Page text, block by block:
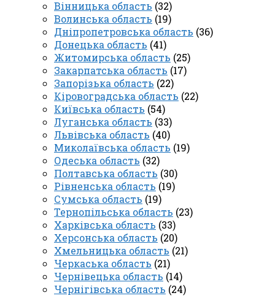
Вінницька область (32)
Волинська область (19)
Дніпропетровська область (36)
Донецька область (41)
Житомирська область (25)
Закарпатська область (17)
Запорізька область (22)
Кіровоградська область (22)
Київська область (54)
Луганська область (33)
Львівська область (40)
Миколаївська область (19)
Одеська область (32)
Полтавська область (30)
Рівненська область (19)
Сумська область (19)
Тернопільська область (23)
Харківська область (33)
Херсонська область (20)
Хмельницька область (21)
Черкаська область (21)
Чернівецька область (14)
Чернігівська область (24)